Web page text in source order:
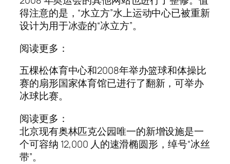
得注意的是，“水立方”水上运动中心已被重新
设计为用于冰壶的“冰立方”。
阅读更多：
五棵松体育中心和2008年举办篮球和体操比
赛的扇形国家体育馆已进行了翻新，可举办
冰球比赛。
阅读更多：
北京现有奥林匹克公园唯一的新增设施是一
个可容纳 12,000 人的速滑椭圆形，绰号“冰丝
带”。